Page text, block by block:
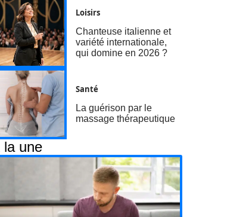
Loisirs
Chanteuse italienne et
variété internationale,
qui domine en 2026 ?
Santé
La guérison par le
massage thérapeutique
la une